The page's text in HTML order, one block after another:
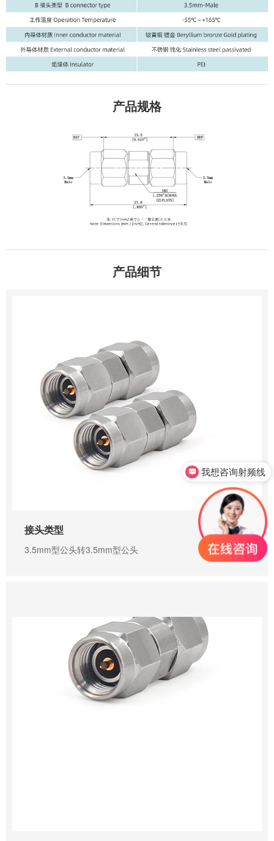
0755-23345158
产品规格
产品细节
接头类型
3.5mm型公头转3.5mm型公头
我想咨询射频线